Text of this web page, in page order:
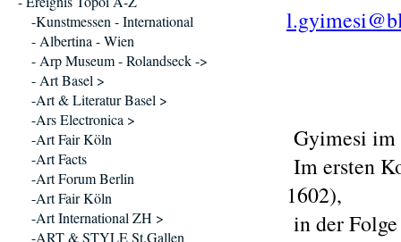
Gyimesi
Im ersten
1602),
in der
-Kunstmessen - International
- Albertina - Wien
- Arp Museum - Rolandseck ->
- Art Basel >
-Art & Literatur Basel >
-Ars Electronica >
-Art Fair Köln
-Art Facts
-Art Forum Berlin
-Art Fair Köln
-Art International ZH >
-ART & STYLE St.Gallen